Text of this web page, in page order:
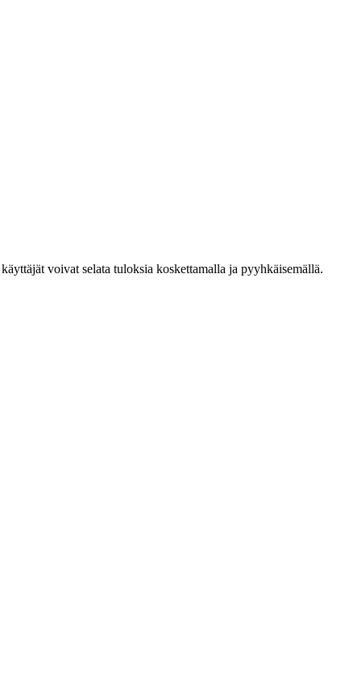
voivat selata tuloksia koskettamalla ja pyyhkäisemällä.